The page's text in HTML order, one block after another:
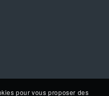
pour vous proposer des